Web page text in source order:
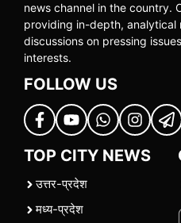
news channel in the country.
providing in-depth, analytical
discussions on pressing
interests.
FOLLOW US
TOP CITY NEWS
उत्तर-प्रदेश
मध्य-प्रदेश